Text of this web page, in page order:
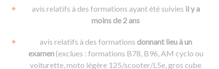
avis relatifs à des formations ayant été suivies il y a
moins de 2 ans
avis relatifs à des formations donnant lieu à un
examen(exclues : formations B78, B96, AM cyclo ou
voiturette, moto légère 125/scooter/L5e, gros cube